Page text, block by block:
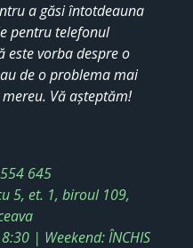
a găsi întotdeauna
pentru telefonul
este vorba despre o
de o problema mai
Vă așteptăm!
645
5, et. 1, biroul 109,
| Weekend: ÎNCHIS